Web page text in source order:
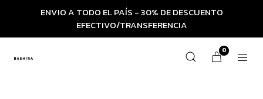
ENVIO A TODO EL PAÍS - 30% DE DESCUENTO
EFECTIVO/TRANSFERENCIA
0